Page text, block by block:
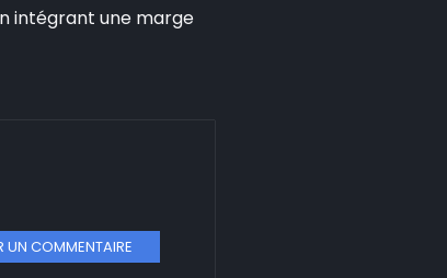
intégrant une marge
UN COMMENTAIRE